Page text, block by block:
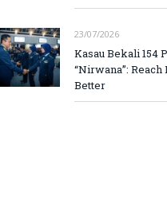
23/07/2026
Kasau Bekali 154
“Nirwana”:
Better